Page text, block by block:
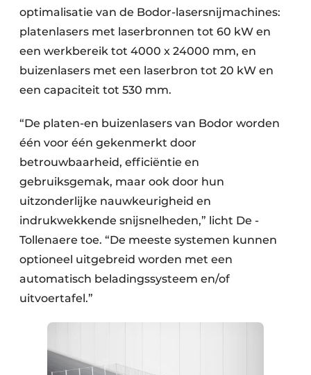
optimalisatie van de Bodor-lasersnijmachines:
platenlasers met laserbronnen tot 60 kW en
een werkbereik tot 4000 x 24000 mm, en
buizenlasers met een laserbron tot 20 kW en
een capaciteit tot 530 mm.
“De platen-en buizenlasers van Bodor worden
één voor één gekenmerkt door
betrouwbaarheid, efficiëntie en
gebruiksgemak, maar ook door hun
uitzonderlijke nauwkeurigheid en
indrukwekkende snijsnelheden,” licht De ­
Tollenaere toe. “De meeste systemen kunnen
optioneel uitgebreid worden met een
automatisch beladingssysteem en/of
uitvoertafel.”